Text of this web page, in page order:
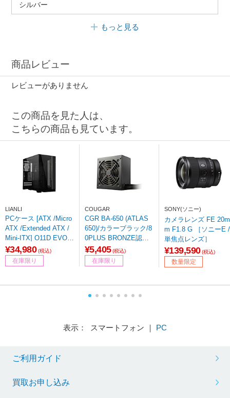
シルバー
もっと見る
商品レビュー
レビューがありません
この商品を見た人は、
こちらの商品も見ています。
LIANLI
PCケース [ATX /Micro
ATX /Extended ATX /
Mini-ITX] O11D EVO X
L ブラック
¥34,980 (税込)
在庫限り
COUGAR
CGR BA-650 (ATLAS
650)/カラーブラック/8
0PLUS BRONZE認証6
50W電源/ケ-ブル直付
け式電源ユニット ATL
AS ブラック CGR BA-
PLUS Bronze］
¥5,405 (税込)
在庫限り
SONY(ソニー)
カメラレンズ FE 20m
m F1.8 G ［ソニーE /
単焦点レンズ］
¥139,590 (税込)
数量限定
表示： スマートフォン ｜ PC
ご利用ガイド
買取お申し込み